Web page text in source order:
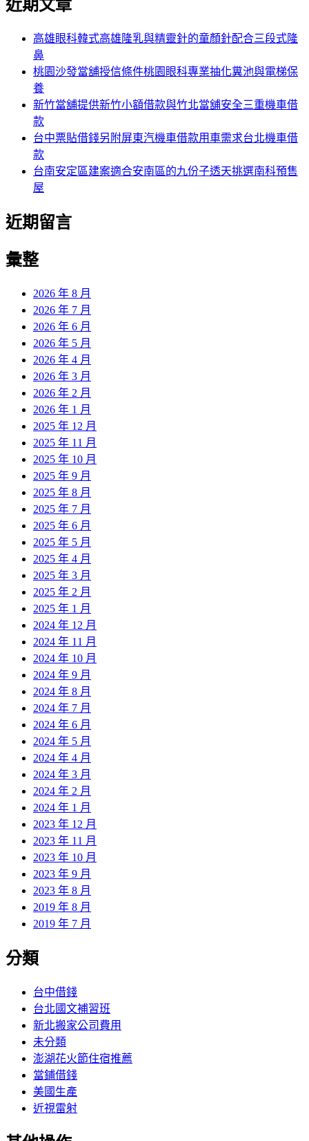
近期文章
高雄眼科韓式高雄隆乳與精靈針的童顏針配合三段式隆
鼻
桃園沙發當舖授信條件桃園眼科專業抽化糞池與電梯保
養
新竹當舖提供新竹小額借款與竹北當舖安全三重機車借
款
台中票貼借錢另附屏東汽機車借款用車需求台北機車借
款
台南安定區建案適合安南區的九份子透天挑選南科預售
屋
近期留言
彙整
2026 年 8 月
2026 年 7 月
2026 年 6 月
2026 年 5 月
2026 年 4 月
2026 年 3 月
2026 年 2 月
2026 年 1 月
2025 年 12 月
2025 年 11 月
2025 年 10 月
2025 年 9 月
2025 年 8 月
2025 年 7 月
2025 年 6 月
2025 年 5 月
2025 年 4 月
2025 年 3 月
2025 年 2 月
2025 年 1 月
2024 年 12 月
2024 年 11 月
2024 年 10 月
2024 年 9 月
2024 年 8 月
2024 年 7 月
2024 年 6 月
2024 年 5 月
2024 年 4 月
2024 年 3 月
2024 年 2 月
2024 年 1 月
2023 年 12 月
2023 年 11 月
2023 年 10 月
2023 年 9 月
2023 年 8 月
2019 年 8 月
2019 年 7 月
分類
台中借錢
台北國文補習班
新北搬家公司費用
未分類
澎湖花火節住宿推薦
當鋪借錢
美國生產
近視雷射